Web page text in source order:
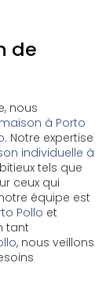
de
nous
à Porto
. Notre expertise
individuelle à
tels que
ceux qui
équipe est
Pollo et
tant
, nous veillons